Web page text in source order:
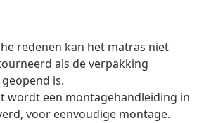
redenen kan het matras niet
als de verpakking
is.
wordt een montagehandleiding in
voor eenvoudige montage.